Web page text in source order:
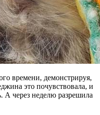
времени, демонстрируя,
это почувствовала, и
А через неделю разрешила